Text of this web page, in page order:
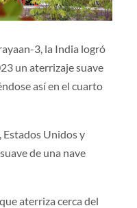
3, la India logró
un aterrizaje suave
así en el cuarto
Estados Unidos y
de una nave
aterriza cerca del